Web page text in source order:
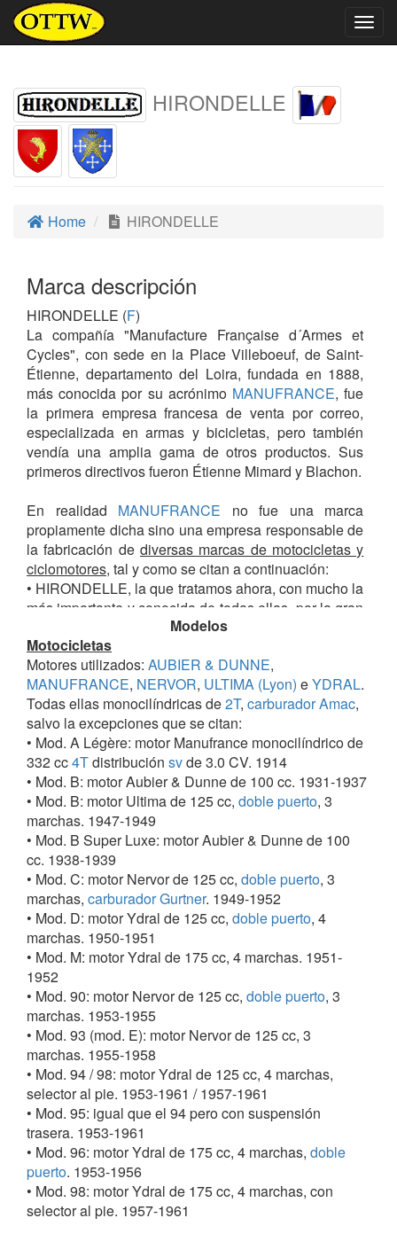
HIRONDELLE
Home HIRONDELLE
Marca descripción
HIRONDELLE (F)
La compañía "Manufacture Française d´Armes et
Cycles", con sede en la Place Villeboeuf, de Saint-
Étienne, departamento del Loira, fundada en 1888,
más conocida por su acrónimoMANUFRANCE, fue
la primera empresa francesa de venta por correo,
especializada en armas y bicicletas, pero también
vendía una amplia gama de otros productos. Sus
primeros directivos fueron Étienne Mimard y Blachon.
En realidad MANUFRANCE no fue una marca
propiamente dicha sino una empresa responsable de
la fabricación de diversas marcas de motocicletas y
ciclomotores, tal y como se citan a continuación:
• HIRONDELLE, la que tratamos ahora, con mucho la
más importante y conocida de todas ellas, por la gran
variedad de motocicletas y sobre todo de
ciclomotores.
•MIMOSA (Saint-Étienne).
Y de las bicicletas:
• CHIMÈRE.
• HIRON .
• MIMO.
Resumen histórico, también en MANUFRANCE
1905.- El 28 de junio, registró las marcas de
bicicletas HIRONDELLE y CHIMÈRE, en París.
1914.- Basándose en las motocicletas
DERONZIÈRE, lanzan la primera – modeloA– más
evolucionada que aquellas.
1919.- Ninguna motocicleta en catálogo
1967.- Cese producción de ciclomotores,
persistiendo el de bicicletas hasta 1984
1985.- Liquidación y al año se subastan los equipos y
mobiliario...
Modelos
Motocicletas
Motores utilizados: AUBIER & DUNNE,
MANUFRANCE, NERVOR, ULTIMA (Lyon) eYDRAL.
Todas ellas monocilíndricas de2T, carburador Amac,
salvo la excepciones que se citan:
• Mod. A Légère: motor Manufrance monocilíndrico de
332 cc4Tdistribución svde 3.0 CV. 1914
• Mod. B: motor Aubier & Dunne de 100 cc. 1931-1937
• Mod. B: motor Ultima de 125 cc, doble puerto, 3
marchas. 1947-1949
• Mod. B Super Luxe: motor Aubier & Dunne de 100
cc. 1938-1939
• Mod. C: motor Nervor de 125 cc, doble puerto, 3
marchas, carburador Gurtner. 1949-1952
• Mod. D: motor Ydral de 125 cc, doble puerto, 4
marchas. 1950-1951
• Mod. M: motor Ydral de 175 cc, 4 marchas. 1951-
1952
• Mod. 90: motor Nervor de 125 cc, doble puerto, 3
marchas. 1953-1955
• Mod. 93 (mod. E): motor Nervor de 125 cc, 3
marchas. 1955-1958
• Mod. 94 / 98: motor Ydral de 125 cc, 4 marchas,
selector al pie. 1953-1961 / 1957-1961
• Mod. 95: igual que el 94 pero con suspensión
trasera. 1953-1961
• Mod. 96: motor Ydral de 175 cc, 4 marchas, doble
puerto. 1953-1956
• Mod. 98: motor Ydral de 175 cc, 4 marchas, con
selector al pie. 1957-1961